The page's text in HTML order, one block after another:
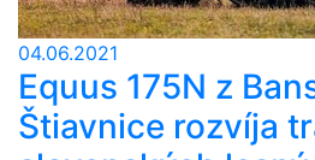
04.06.2021
Equus 175N z
Štiavnice rozvíja